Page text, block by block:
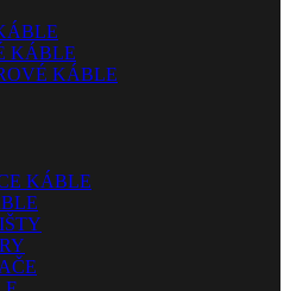
KÁBLE
KÁBLE
KÁBLE